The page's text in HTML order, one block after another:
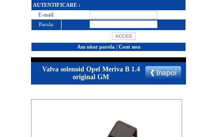
AUTENTIFICARE :
E-mail:
Parola:
Am uitat parola | Cont nou
Valva solenoid Opel Meriva B 1.4
original GM